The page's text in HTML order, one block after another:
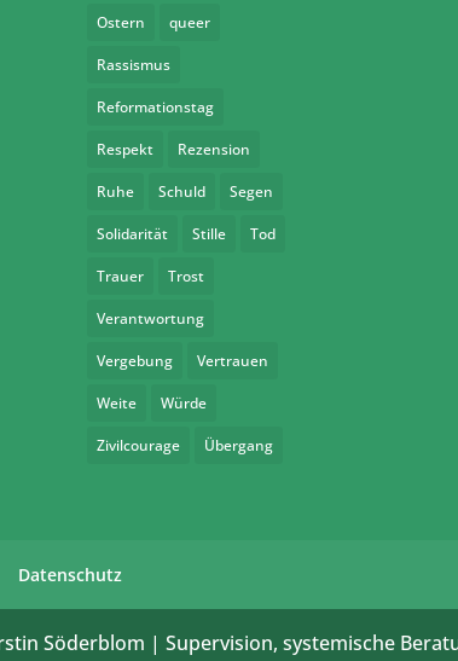
Ostern queer
Rassismus
Reformationstag
Respekt Rezension
Ruhe Schuld Segen
Solidarität Stille Tod
Trauer Trost
Verantwortung
Vergebung Vertrauen
Weite Würde
Zivilcourage Übergang
Datenschutz
Söderblom | Supervision, systemische